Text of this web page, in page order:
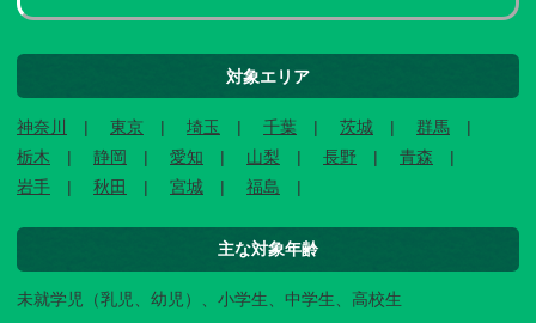
対象エリア
神奈川 東京 埼玉 千葉 茨城
群馬
栃木
静岡 愛知 山梨 長野
青森
岩手
秋田 宮城 福島
主な対象年齢
未就学児（乳児、幼児）、小学生、中学生、高校生